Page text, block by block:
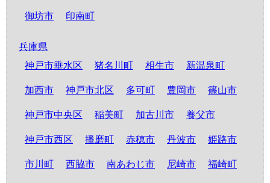
御坊市 印南町
兵庫県
神戸市垂水区
猪名川町 相生市 新温泉町
加西市 神戸市北区 多可町 豊岡市 篠山市
神戸市中央区 稲美町 加古川市 養父市
神戸市西区 播磨町 赤穂市 丹波市 姫路市
市川町 西脇市 南あわじ市 尼崎市 福崎町